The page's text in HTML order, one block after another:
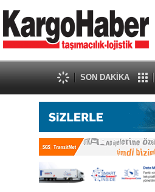
SON DAKİKA